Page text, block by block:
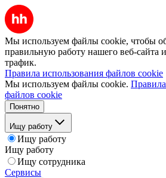
Мы используем файлы cookie, чтобы
правильную работу нашего веб-сайта
трафик.
Правила использования файлов cookie
Мы используем файлы cookie.
файлов cookie
Понятно
Ищу работу
Ищу работу
Ищу работу
Ищу сотрудника
Сервисы